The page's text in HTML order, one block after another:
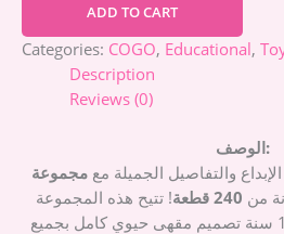
ADD TO CART
Categories: COGO, Educational,
Description
Reviews (0)
الوصف:
والتفاصيل الجميلة معمجموعة
من 240 قطعة
! تتيح هذه المجموعة
للأطفال من عمر 6 إلى 12 سنة تصميم مقهى حيوي كامل بجميع